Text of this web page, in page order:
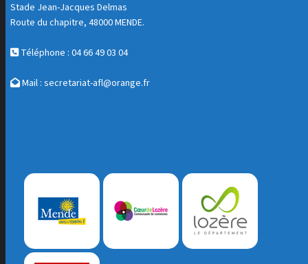
Stade Jean-Jacques Delmas
Route du chapitre, 48000 MENDE.
Téléphone : 04 66 49 03 04
Mail : secretariat-afl@orange.fr